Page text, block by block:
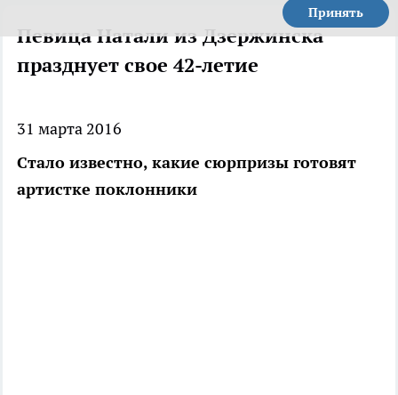
Принять
Певица Натали из Дзержинска
празднует свое 42-летие
31 марта 2016
Стало известно, какие сюрпризы готовят
артистке поклонники